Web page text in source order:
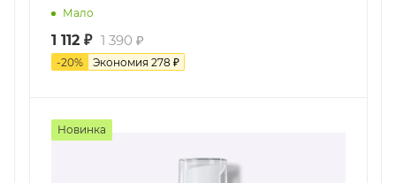
Мало
1 112 ₽ 1 390 ₽
-20% Экономия 278 ₽
Новинка